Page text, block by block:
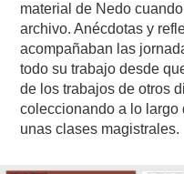
material de Nedo
archivo. Anécdotas y
acompañaban las
todo su trabajo desde
de los trabajos de otros
coleccionando a lo largo
unas clases magistrales.